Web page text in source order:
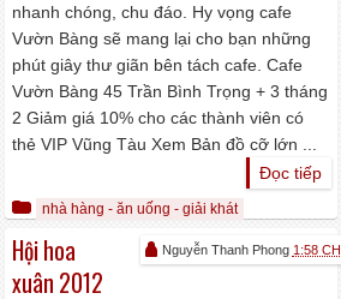
nhanh chóng, chu đáo. Hy vọng cafe
Vườn Bàng sẽ mang lại cho bạn những
phút giây thư giãn bên tách cafe. Cafe
Vườn Bàng 45 Trần Bình Trọng + 3 tháng
2 Giảm giá 10% cho các thành viên có
thẻ VIP Vũng Tàu Xem Bản đồ cỡ lớn ...
Đọc tiếp
nhà hàng - ăn uống - giải khát
Nguyễn Thanh Phong 1:58 CH
Hội hoa
xuân 2012